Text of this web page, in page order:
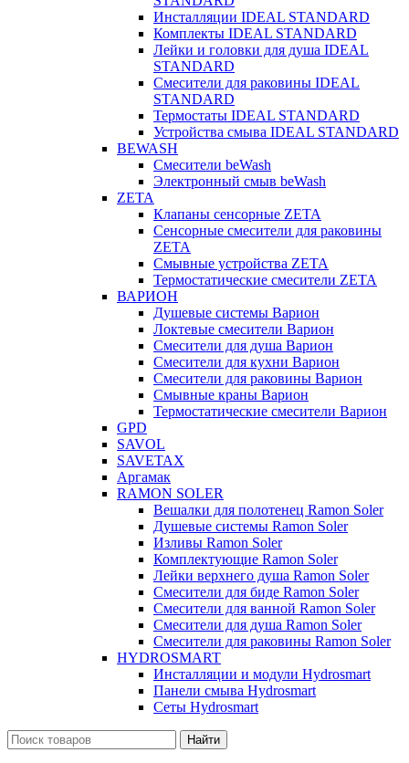
Инсталляции IDEAL STANDARD
Комплекты IDEAL STANDARD
Лейки и головки для душа IDEAL
STANDARD
Смесители для раковины IDEAL
STANDARD
Термостаты IDEAL STANDARD
Устройства смыва IDEAL STANDARD
BEWASH
Смесители beWash
Электронный смыв beWash
ZETA
Клапаны сенсорные ZETA
Сенсорные смесители для раковины
ZETA
Смывные устройства ZETA
Термостатические смесители ZETA
ВАРИОН
Душевые системы Варион
Локтевые смесители Варион
Смесители для душа Варион
Смесители для кухни Варион
Смесители для раковины Варион
Смывные краны Варион
Термостатические смесители Варион
GPD
SAVOL
SAVETAX
Аргамак
RAMON SOLER
Вешалки для полотенец Ramon Soler
Душевые системы Ramon Soler
Изливы Ramon Soler
Комплектующие Ramon Soler
Лейки верхнего душа Ramon Soler
Смесители для биде Ramon Soler
Смесители для ванной Ramon Soler
Смесители для душа Ramon Soler
Смесители для раковины Ramon Soler
HYDROSMART
Инсталляции и модули Hydrosmart
Панели смыва Hydrosmart
Сеты Hydrosmart
Найти